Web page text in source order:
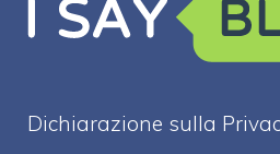
Dichiarazione sulla